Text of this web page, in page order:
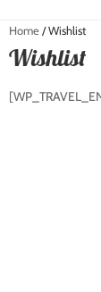
Home/Wishlist
Wishlist